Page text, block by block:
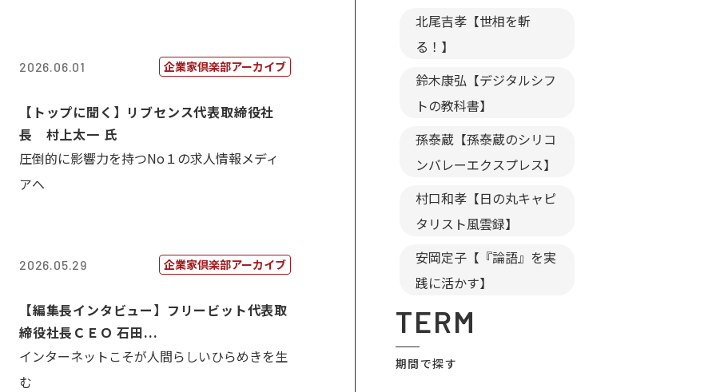
2026.06.01 企業家倶楽部アーカイブ
【トップに聞く】リブセンス代表取締役社
長 村上太一 氏
圧倒的に影響力を持つNo１の求人情報メディ
アへ
2026.05.29 企業家倶楽部アーカイブ
【編集長インタビュー】フリービット代表取
締役社長ＣＥＯ 石田...
インターネットこそが人間らしいひらめきを生
む
北尾吉孝【世相を斬
る！】
鈴木康弘【デジタルシフ
トの教科書】
孫泰蔵【孫泰蔵のシリコ
ンバレーエクスプレス】
村口和孝【日の丸キャピ
タリスト風雲録】
安岡定子【『論語』を実
践に活かす】
TERM
期間で探す